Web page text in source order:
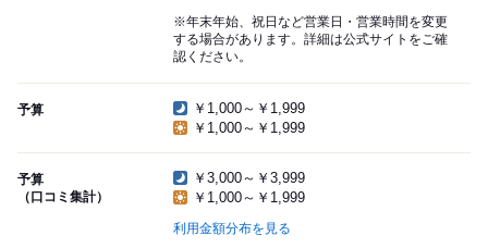
※年末年始、祝日など営業日・営業時間を変更
する場合があります。詳細は公式サイトをご確
認ください。
予算
￥1,000～￥1,999
￥1,000～￥1,999
予算
（口コミ集計）
￥3,000～￥3,999
￥1,000～￥1,999
利用金額分布を見る